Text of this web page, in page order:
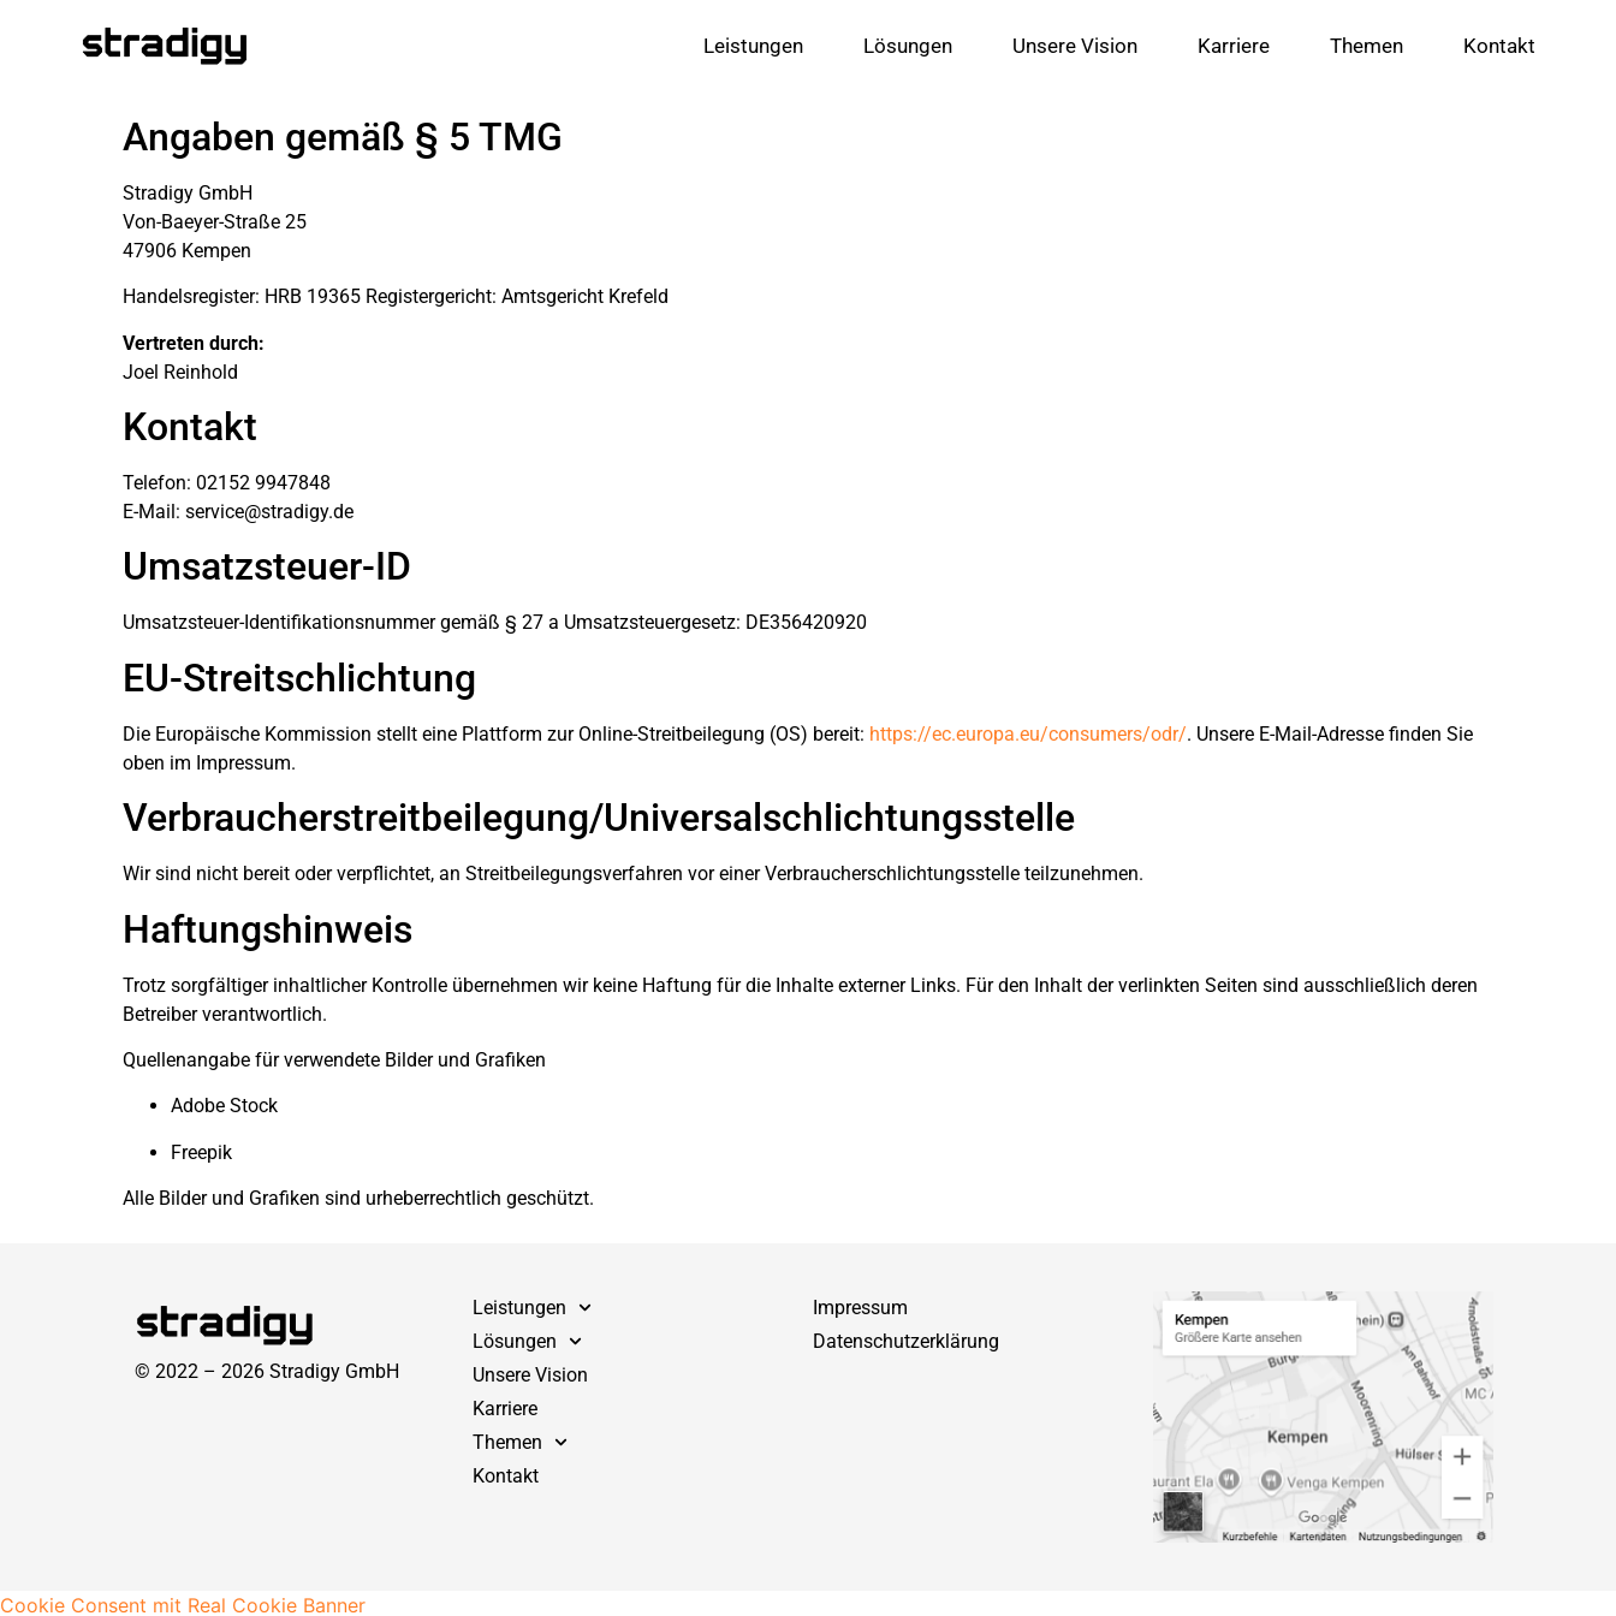
Leistungen Lösungen Unsere Vision Karriere Themen Kontakt
Angaben gemäß § 5 TMG
Stradigy GmbH
Von-Baeyer-Straße 25
47906 Kempen
Handelsregister: HRB 19365 Registergericht: Amtsgericht Krefeld
Vertreten durch:
Joel Reinhold
Kontakt
Telefon: 02152 9947848
E-Mail: service@stradigy.de
Umsatzsteuer-ID
Umsatzsteuer-Identifikationsnummer gemäß § 27 a Umsatzsteuergesetz: DE356420920
EU-Streitschlichtung
Die Europäische Kommission stellt eine Plattform zur Online-Streitbeilegung (OS) bereit: https://ec.europa.eu/consumers/odr/. Unsere E-Mail-Adresse finden Sie
oben im Impressum.
Verbraucher­streit­beilegung/Universal­schlichtungs­stelle
Wir sind nicht bereit oder verpflichtet, an Streitbeilegungsverfahren vor einer Verbraucherschlichtungsstelle teilzunehmen.
Haftungshinweis
Trotz sorgfältiger inhaltlicher Kontrolle übernehmen wir keine Haftung für die Inhalte externer Links. Für den Inhalt der verlinkten Seiten sind ausschließlich deren
Betreiber verantwortlich.
Quellenangabe für verwendete Bilder und Grafiken
Adobe Stock
Freepik
Alle Bilder und Grafiken sind urheberrechtlich geschützt.
© 2022 – 2026 Stradigy GmbH
Leistungen
Lösungen
Unsere Vision
Karriere
Themen
Kontakt
Impressum
Datenschutzerklärung
Cookie Consent mit Real Cookie Banner